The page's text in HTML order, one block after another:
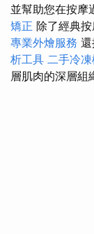
並幫助您在按摩
矯正 除了經典
專業外燴服務 還
析工具 二手冷
層肌肉的深層組